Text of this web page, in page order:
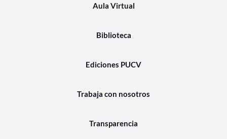
Aula Virtual
Biblioteca
Ediciones PUCV
Trabaja con nosotros
Transparencia